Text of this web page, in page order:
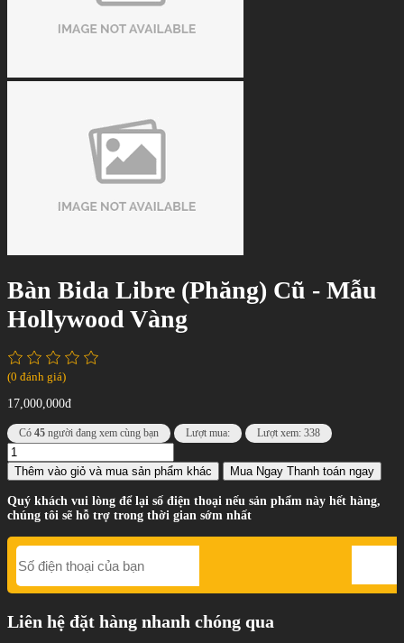
Bàn Bida Libre (Phăng) Cũ - Mẫu
Hollywood Vàng
(0 đánh giá)
17,000,000đ
Có 45 người đang xem cùng bạn Lượt mua: Lượt xem: 338
Thêm vào giỏ và mua sản phẩm khác Mua Ngay Thanh toán ngay
Quý khách vui lòng để lại số điện thoại nếu sản phẩm này hết hàng,
chúng tôi sẽ hỗ trợ trong thời gian sớm nhất
Liên hệ đặt hàng nhanh chóng qua